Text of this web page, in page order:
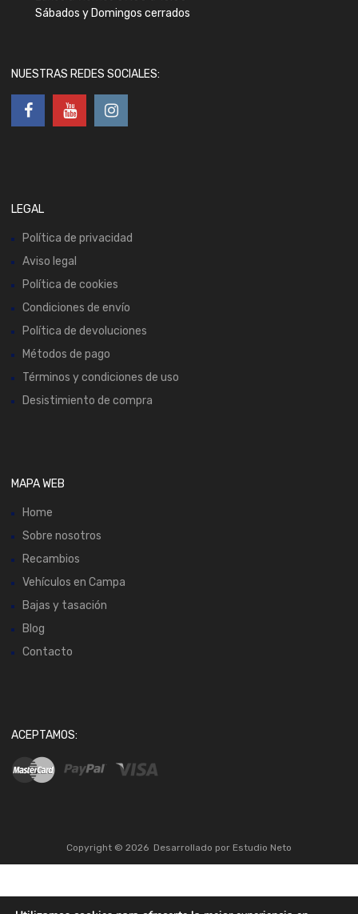
Sábados y Domingos cerrados
NUESTRAS REDES SOCIALES:
LEGAL
Política de privacidad
Aviso legal
Política de cookies
Condiciones de envío
Política de devoluciones
Métodos de pago
Términos y condiciones de uso
Desistimiento de compra
MAPA WEB
Home
Sobre nosotros
Recambios
Vehículos en Campa
Bajas y tasación
Blog
Contacto
ACEPTAMOS:
Copyright © 2026 Desarrollado por Estudio Neto